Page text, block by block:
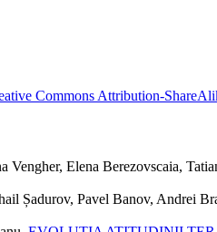
Commons Attribution-
Vengher, Elena Berezovscaia,
Șadurov, Pavel Banov, Andrei